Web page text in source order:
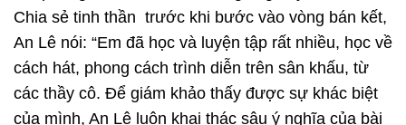
Chia sẻ tinh thần trước khi bước vào vòng bán kết,
An Lê nói: “Em đã học và luyện tập rất nhiều, học về
cách hát, phong cách trình diễn trên sân khấu, từ
các thầy cô. Để giám khảo thấy được sự khác biệt
của mình, An Lê luôn khai thác sâu ý nghĩa của bài